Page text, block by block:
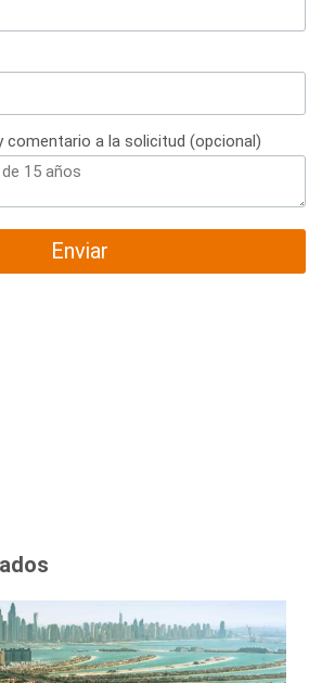
comentario a la solicitud (opcional)
Enviar